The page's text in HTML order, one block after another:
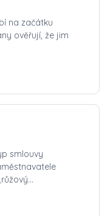
na začátku
ověřují, že jim
smlouvy